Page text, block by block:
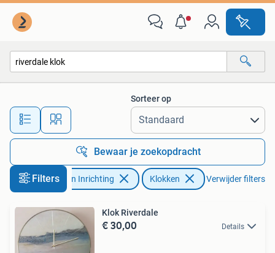
Alle afstanden…
Sorteer op
Bewaar je zoekopdracht
FiltersHuis en Inrichting Klokken Verwijder filters
Klok Riverdale
€ 30,00 Details